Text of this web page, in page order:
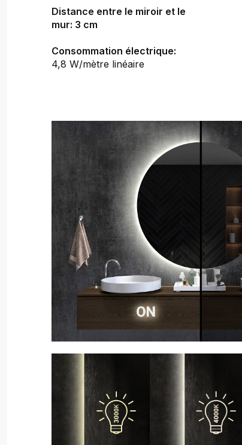
Distance entre le miroir et le
mur: 3 cm
Consommation électrique:
4,8 W/mètre linéaire